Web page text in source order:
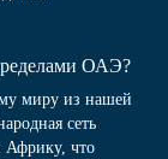
ОАЭ?
миру из нашей
сеть
Африку, что